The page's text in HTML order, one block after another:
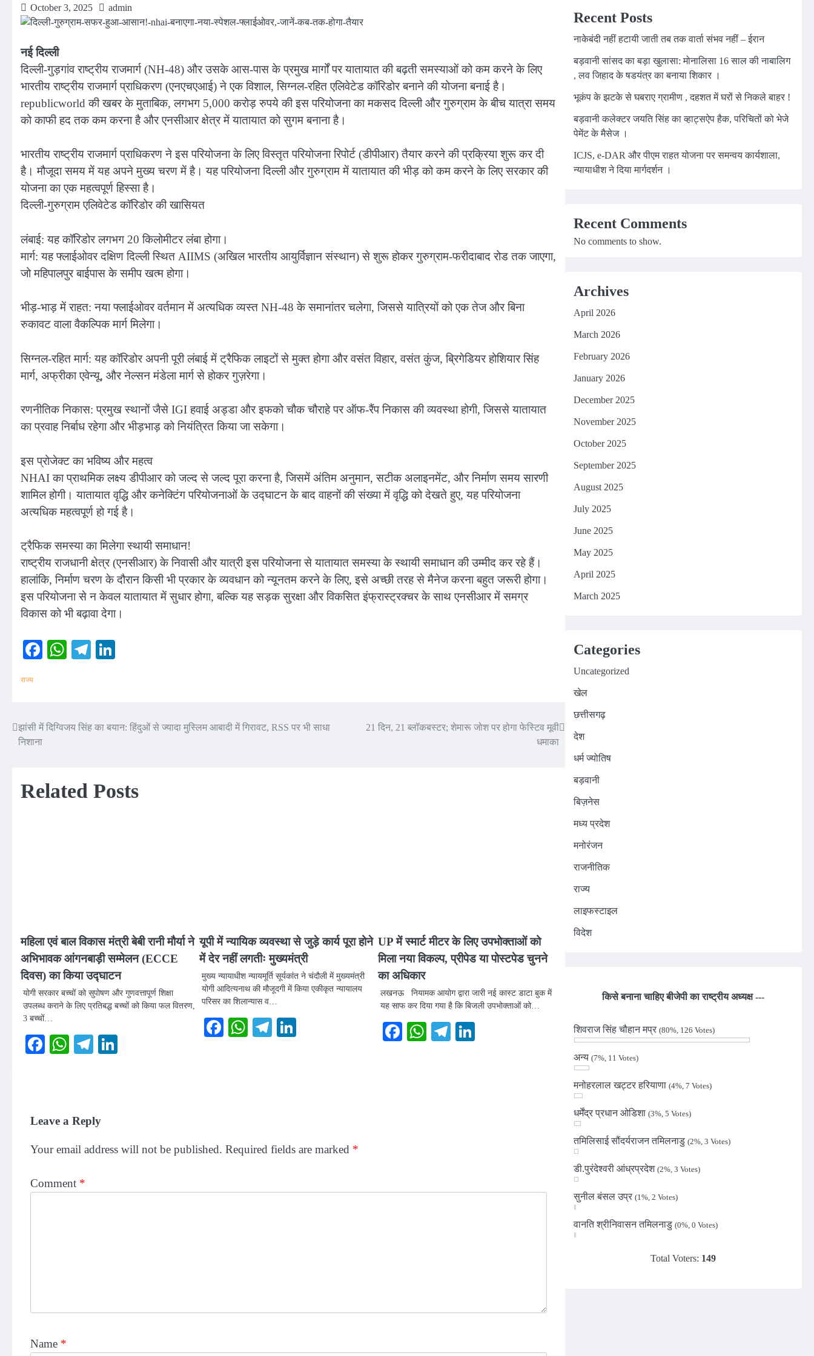
October 3, 2025 admin
नई दिल्ली
दिल्ली-गुड़गांव राष्ट्रीय राजमार्ग (NH-48) और उसके आस-पास के प्रमुख मार्गों पर यातायात की बढ़ती समस्याओं को कम करने के लिए
भारतीय राष्ट्रीय राजमार्ग प्राधिकरण (एनएचएआई) ने एक विशाल, सिग्नल-रहित एलिवेटेड कॉरिडोर बनाने की योजना बनाई है।
republicworld की खबर के मुताबिक, लगभग 5,000 करोड़ रुपये की इस परियोजना का मकसद दिल्ली और गुरुग्राम के बीच यात्रा समय
को काफी हद तक कम करना है और एनसीआर क्षेत्र में यातायात को सुगम बनाना है।
भारतीय राष्ट्रीय राजमार्ग प्राधिकरण ने इस परियोजना के लिए विस्तृत परियोजना रिपोर्ट (डीपीआर) तैयार करने की प्रक्रिया शुरू कर दी
है। मौजूदा समय में यह अपने मुख्य चरण में है। यह परियोजना दिल्ली और गुरुग्राम में यातायात की भीड़ को कम करने के लिए सरकार की
योजना का एक महत्वपूर्ण हिस्सा है।
दिल्ली-गुरुग्राम एलिवेटेड कॉरिडोर की खासियत
लंबाई: यह कॉरिडोर लगभग 20 किलोमीटर लंबा होगा।
मार्ग: यह फ्लाईओवर दक्षिण दिल्ली स्थित AIIMS (अखिल भारतीय आयुर्विज्ञान संस्थान) से शुरू होकर गुरुग्राम-फरीदाबाद रोड तक जाएगा,
जो महिपालपुर बाईपास के समीप खत्म होगा।
भीड़-भाड़ में राहत: नया फ्लाईओवर वर्तमान में अत्यधिक व्यस्त NH-48 के समानांतर चलेगा, जिससे यात्रियों को एक तेज और बिना
रुकावट वाला वैकल्पिक मार्ग मिलेगा।
सिग्नल-रहित मार्ग: यह कॉरिडोर अपनी पूरी लंबाई में ट्रैफिक लाइटों से मुक्त होगा और वसंत विहार, वसंत कुंज, ब्रिगेडियर होशियार सिंह
मार्ग, अफ्रीका एवेन्यू, और नेल्सन मंडेला मार्ग से होकर गुज़रेगा।
रणनीतिक निकास: प्रमुख स्थानों जैसे IGI हवाई अड्डा और इफको चौक चौराहे पर ऑफ-रैंप निकास की व्यवस्था होगी, जिससे यातायात
का प्रवाह निर्बाध रहेगा और भीड़भाड़ को नियंत्रित किया जा सकेगा।
इस प्रोजेक्ट का भविष्य और महत्व
NHAI का प्राथमिक लक्ष्य डीपीआर को जल्द से जल्द पूरा करना है, जिसमें अंतिम अनुमान, सटीक अलाइनमेंट, और निर्माण समय सारणी
शामिल होगी। यातायात वृद्धि और कनेक्टिंग परियोजनाओं के उद्घाटन के बाद वाहनों की संख्या में वृद्धि को देखते हुए, यह परियोजना
अत्यधिक महत्वपूर्ण हो गई है।
ट्रैफिक समस्या का मिलेगा स्थायी समाधान!
राष्ट्रीय राजधानी क्षेत्र (एनसीआर) के निवासी और यात्री इस परियोजना से यातायात समस्या के स्थायी समाधान की उम्मीद कर रहे हैं।
हालांकि, निर्माण चरण के दौरान किसी भी प्रकार के व्यवधान को न्यूनतम करने के लिए, इसे अच्छी तरह से मैनेज करना बहुत जरूरी होगा।
इस परियोजना से न केवल यातायात में सुधार होगा, बल्कि यह सड़क सुरक्षा और विकसित इंफ्रास्ट्रक्चर के साथ एनसीआर में समग्र
विकास को भी बढ़ावा देगा।
Facebook
WhatsApp
Telegram
राज्य
Post
झांसी में दिग्विजय सिंह का बयान: हिंदुओं से ज्यादा मुस्लिम आबादी में गिरावट, RSS पर भी साधा
निशाना
21 दिन, 21 ब्लॉकबस्टर; शेमारू जोश पर होगा फेस्टिव मूवी
धमाका
Related Posts
महिला एवं बाल विकास मंत्री बेबी रानी मौर्या ने
अभिभावक आंगनबाड़ी सम्मेलन (ECCE
दिवस) का किया उद्घाटन
योगी सरकार बच्चों को सुपोषण और गुणवत्तापूर्ण शिक्षा
उपलब्ध कराने के लिए प्रतिबद्ध बच्चों को किया फल वितरण,
3 बच्चों…
Facebook
WhatsApp
Telegram
यूपी में न्यायिक व्यवस्था से जुड़े कार्य पूरा होने
में देर नहीं लगतीः मुख्यमंत्री
मुख्य न्यायाधीश न्यायमूर्ति सूर्यकांत ने चंदौली में मुख्यमंत्री
योगी आदित्यनाथ की मौजूदगी में किया एकीकृत न्यायालय
परिसर का शिलान्यास व…
Facebook
WhatsApp
Telegram
UP में स्मार्ट मीटर के लिए उपभोक्ताओं को
मिला नया विकल्प, प्रीपेड या पोस्टपेड चुनने
का अधिकार
लखनऊ नियामक आयोग द्वारा जारी नई कास्ट डाटा बुक में
यह साफ कर दिया गया है कि बिजली उपभोक्ताओं को…
Facebook
WhatsApp
Telegram
Leave a Reply
Your email address will not be published. Required fields are marked *
Comment *
Name *
Recent Posts
नाकेबंदी नहीं हटायी जाती तब तक वार्ता संभव नहीं – ईरान
बड़वानी सांसद का बड़ा खुलासा: मोनालिसा 16 साल की नाबालिग
, लव जिहाद के षडयंत्र का बनाया शिकार ।
भूकंप के झटके से घबराए ग्रामीण , दहशत में घरों से निकले बाहर !
बड़वानी कलेक्टर जयति सिंह का व्हाट्सऐप हैक, परिचितों को भेजे
पेमेंट के मैसेज ।
ICJS, e-DAR और पीएम राहत योजना पर समन्वय कार्यशाला,
न्यायाधीश ने दिया मार्गदर्शन ।
Recent Comments
No comments to show.
Archives
April 2026
March 2026
February 2026
January 2026
December 2025
November 2025
October 2025
September 2025
August 2025
July 2025
June 2025
May 2025
April 2025
March 2025
Categories
Uncategorized
खेल
छत्तीसगढ़
देश
धर्म ज्योतिष
बड़वानी
बिज़नेस
मध्य प्रदेश
मनोरंजन
राजनीतिक
राज्य
लाइफस्टाइल
विदेश
किसे बनाना चाहिए बीजेपी का राष्ट्रीय अध्यक्ष ---
शिवराज सिंह चौहान मप्र (80%, 126 Votes)
अन्य (7%, 11 Votes)
मनोहरलाल खट्टर हरियाणा (4%, 7 Votes)
धर्मेंद्र प्रधान ओडिशा (3%, 5 Votes)
तमिलिसाई सौंदर्यराजन तमिलनाडु (2%, 3 Votes)
डी.पुरंदेश्वरी आंध्रप्रदेश (2%, 3 Votes)
सुनील बंसल उप्र (1%, 2 Votes)
वानति श्रीनिवासन तमिलनाडु (0%, 0 Votes)
Total Voters: 149